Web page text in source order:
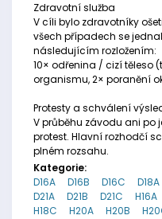
Zdravotní služba
V cíli bylo zdravotníky
všech případech se
následujícím rozložením:
10× odřenina / cizí těleso
organismu, 2× poranění
Protesty a schválení
V průběhu závodu ani po
protest. Hlavní rozhodčí
plném rozsahu.
Kategorie:
D16A
D16B D16C D18A
D21A
D21B D21C H16A
H18C
H20A H20B